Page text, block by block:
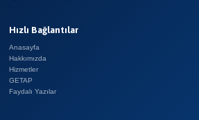
Hızlı Bağlantılar
Anasayfa
Hakkımızda
Hizmetler
GETAP
Faydalı Yazılar